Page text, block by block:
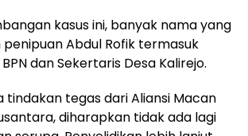
kasus ini, banyak nama yang
Abdul Rofik termasuk
dan Sekertaris Desa Kalirejo.
tindakan tegas dari Aliansi Macan
diharapkan tidak ada lagi